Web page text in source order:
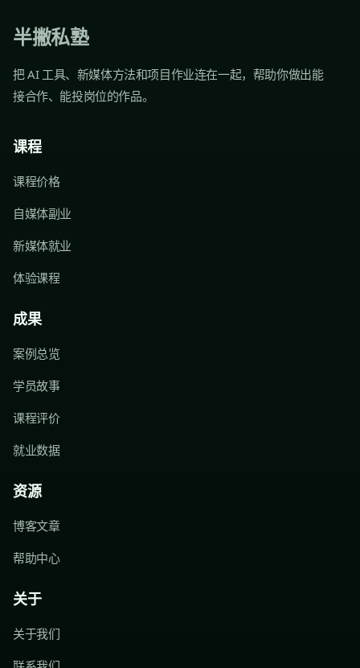
半撇私塾
把 AI 工具、新媒体方法和项目作业连在一起，帮助你做出能
接合作、能投岗位的作品。
课程
课程价格
自媒体副业
新媒体就业
体验课程
成果
案例总览
学员故事
课程评价
就业数据
资源
博客文章
帮助中心
关于
关于我们